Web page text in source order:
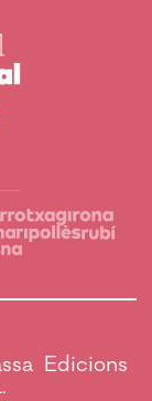
Edicions